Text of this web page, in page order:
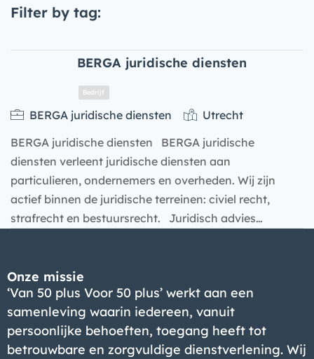
Filter by tag:
BERGA juridische diensten
BERGA juridische diensten
Utrecht
BERGA juridische diensten BERGA juridische
diensten verleent juridische diensten aan
particulieren, ondernemers en overheden. Wij zijn
actief binnen de juridische terreinen: civiel recht,
strafrecht en bestuursrecht. Juridisch advies…
Onze missie
‘Van 50 plus Voor 50 plus’ werkt aan een
samenleving waarin iedereen, vanuit
persoonlijke behoeften, toegang heeft tot
betrouwbare en zorgvuldige dienstverlening. Wij